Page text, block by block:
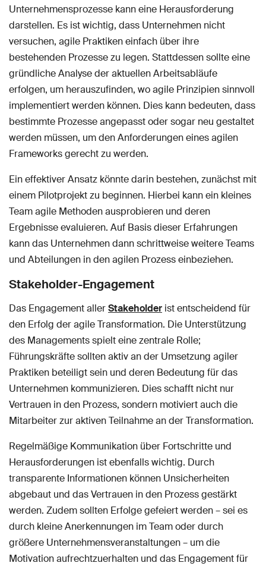
Unternehmensprozesse kann eine Herausforderung
darstellen. Es ist wichtig, dass Unternehmen nicht
versuchen, agile Praktiken einfach über ihre
bestehenden Prozesse zu legen. Stattdessen sollte eine
gründliche Analyse der aktuellen Arbeitsabläufe
erfolgen, um herauszufinden, wo agile Prinzipien sinnvoll
implementiert werden können. Dies kann bedeuten, dass
bestimmte Prozesse angepasst oder sogar neu gestaltet
werden müssen, um den Anforderungen eines agilen
Frameworks gerecht zu werden.
Ein effektiver Ansatz könnte darin bestehen, zunächst mit
einem Pilotprojekt zu beginnen. Hierbei kann ein kleines
Team agile Methoden ausprobieren und deren
Ergebnisse evaluieren. Auf Basis dieser Erfahrungen
kann das Unternehmen dann schrittweise weitere Teams
und Abteilungen in den agilen Prozess einbeziehen.
Stakeholder-Engagement
Das Engagement allerStakeholder ist entscheidend für
den Erfolg der agile Transformation. Die Unterstützung
des Managements spielt eine zentrale Rolle;
Führungskräfte sollten aktiv an der Umsetzung agiler
Praktiken beteiligt sein und deren Bedeutung für das
Unternehmen kommunizieren. Dies schafft nicht nur
Vertrauen in den Prozess, sondern motiviert auch die
Mitarbeiter zur aktiven Teilnahme an der Transformation.
Regelmäßige Kommunikation über Fortschritte und
Herausforderungen ist ebenfalls wichtig. Durch
transparente Informationen können Unsicherheiten
abgebaut und das Vertrauen in den Prozess gestärkt
werden. Zudem sollten Erfolge gefeiert werden – sei es
durch kleine Anerkennungen im Team oder durch
größere Unternehmensveranstaltungen – um die
Motivation aufrechtzuerhalten und das Engagement für